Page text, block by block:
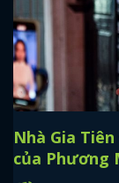
Nhà Gia
của Phương